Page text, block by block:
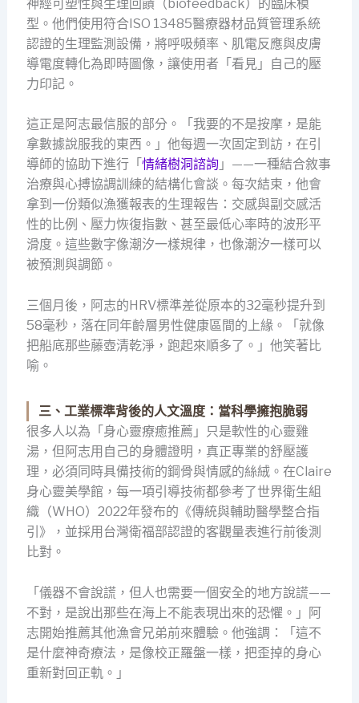
神經可塑性與生理回饋（biofeedback）的臨床模
型。他們使用符合ISO 13485醫療器材品質管理系統
認證的生理監測設備，將呼吸頻率、肌電反應與皮膚
導電度轉化為即時圖像，讓使用者「看見」自己的壓
力印記。
這正是阿志最信服的部分。「我要的不是按摩，是能
拿數據說服我的東西。」他每週一次固定到訪，在引
導師的協助下進行「 情緒樹洞諮詢」——一種結合敘事
治療與心搏協調訓練的結構化會談。每次結束，他會
拿到一份類似漁獲報表的生理報告：交感與副交感活
性的比例、壓力恢復指數、甚至最低心率時的波形平
滑度。這些數字像潮汐一樣規律，也像潮汐一樣可以
被預測與調節。
三個月後，阿志的HRV標準差從原本的32毫秒提升到
58毫秒，落在同年齡層男性健康區間的上緣。「就像
把船底那些藤壺清乾淨，跑起來順多了。」他笑著比
喻。
三、工業標準背後的人文溫度：當科學擁抱脆弱
很多人以為「身心靈療癒推薦」只是軟性的心靈雞
湯，但阿志用自己的身體證明，真正專業的舒壓護
理，必須同時具備技術的鋼骨與情感的絲絨。在Claire
身心靈美學館，每一項引導技術都參考了世界衛生組
織（WHO）2022年發布的《傳統與輔助醫學整合指
引》，並採用台灣衛福部認證的客觀量表進行前後測
比對。
「儀器不會說謊，但人也需要一個安全的地方說謊——
不對，是說出那些在海上不能表現出來的恐懼。」阿
志開始推薦其他漁會兄弟前來體驗。他強調：「這不
是什麼神奇療法，是像校正羅盤一樣，把歪掉的身心
重新對回正軌。」